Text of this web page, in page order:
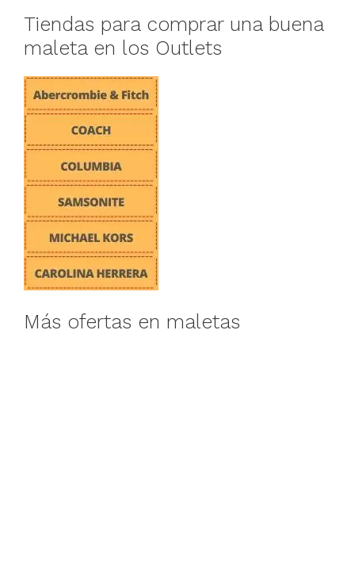
Tiendas para comprar una buena
maleta en los Outlets
Más ofertas en maletas